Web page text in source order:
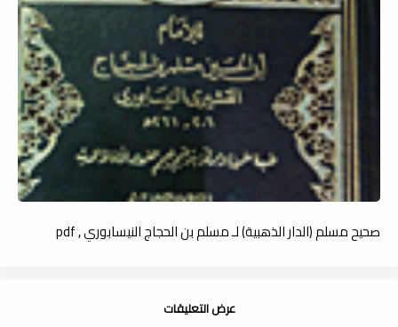
صحيح مسلم (الدار الذهبية) لـ مسلم بن الحجاج النيسابوري , pdf
عرض التعليقات